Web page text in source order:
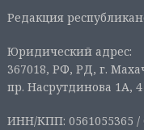
Редакция
Юридический адрес:
367018, РФ, РД, г.
пр. Насрутдинова 1А,
ИНН/КПП: 0561055365 /